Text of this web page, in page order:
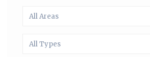
All Areas
All Types